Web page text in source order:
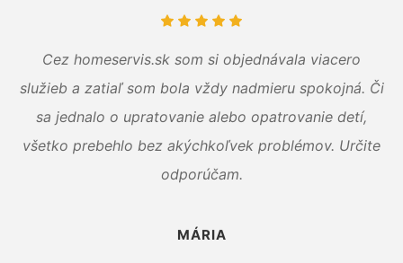
Cez homeservis.sk som si objednávala viacero
služieb a zatiaľ som bola vždy nadmieru spokojná. Či
sa jednalo o upratovanie alebo opatrovanie detí,
všetko prebehlo bez akýchkoľvek problémov. Určite
odporúčam.
MÁRIA